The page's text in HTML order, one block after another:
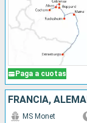
Paga a cuotas
FRANCIA,
MS Monet